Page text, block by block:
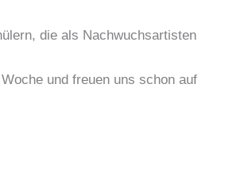
die als Nachwuchsartisten
und freuen uns schon auf